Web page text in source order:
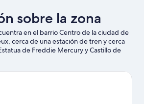
sobre la zona
en el barrio Centro de la ciudad de
cerca de una estación de tren y cerca
de Freddie Mercury y Castillo de
los lugares emblemáticos de la región,
Marché si buscas unas vacaciones